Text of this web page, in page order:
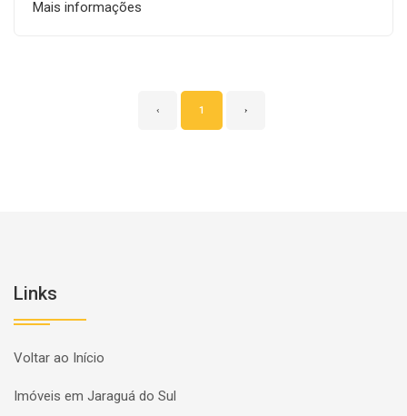
Mais informações
‹ 1 ›
Links
Voltar ao Início
Imóveis em Jaraguá do Sul